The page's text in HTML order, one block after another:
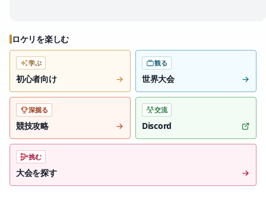
ロケリを楽しむ
学ぶ
初心者向け
観る
世界大会
深掘る
競技攻略
交流
Discord
挑む
大会を探す